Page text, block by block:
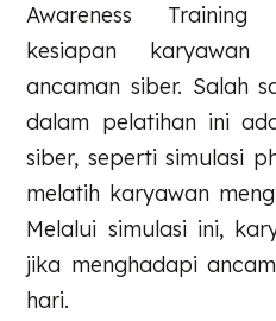
Awareness
kesiapan karyawan
ancaman siber. Salah
dalam pelatihan ini
siber, seperti simulasi
melatih karyawan
Melalui simulasi ini,
jika menghadapi
hari.